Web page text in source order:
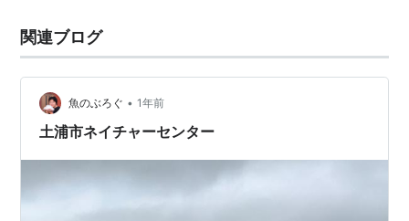
関連ブログ
魚のぶろぐ • 1年前
土浦市ネイチャーセンター